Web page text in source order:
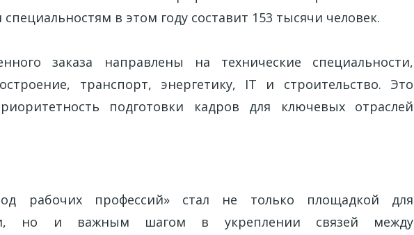
в этом году составит 153 тысячи человек.
заказа направлены на технические специальности,
транспорт, энергетику, IT и строительство. Это
подготовки кадров для ключевых отраслей
рабочих профессий» стал не только площадкой для
но и важным шагом в укреплении связей между